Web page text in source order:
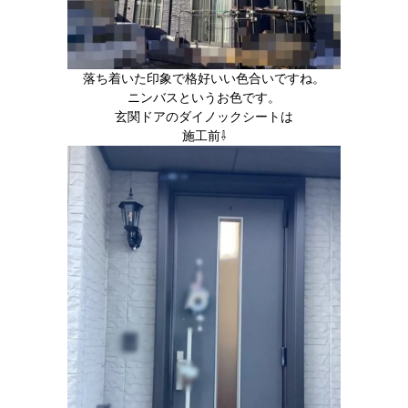
落ち着いた印象で格好いい色合いですね。
ニンバスというお色です。
玄関ドアのダイノックシートは
施工前⇩